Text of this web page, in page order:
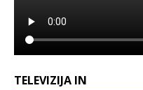
TELEVIZIJA IN